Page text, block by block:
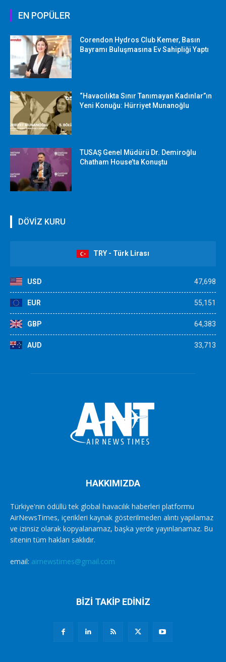
EN POPÜLER
Corendon Hydros Club Kemer, Basın
Bayramı Buluşmasına Ev Sahipliği Yaptı
“Havacılıkta Sınır Tanımayan Kadınlar”ın
Yeni Konuğu: Hürriyet Munanoğlu
TUSAŞ Genel Müdürü Dr. Demiroğlu
Chatham House’ta Konuştu
DÖVİZ KURU
TRY - Türk Lirası
USD 47,698
EUR 55,151
GBP 64,383
AUD 33,713
HAKKIMIZDA
Türkiye'nin ödüllü tek global havacılık haberleri platformu
AirNewsTimes, içerikleri kaynak gösterilmeden alıntı yapılamaz
ve izinsiz olarak kopyalanamaz, başka yerde yayınlanamaz. Bu
sitenin tüm hakları saklıdır.
email: airnewstimes@gmail.com
BİZİ TAKİP EDİNİZ